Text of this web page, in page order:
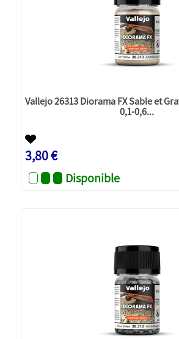
Vallejo 26313 Diorama FX Sable et
0,1-0,6...
3,80 €
Disponible